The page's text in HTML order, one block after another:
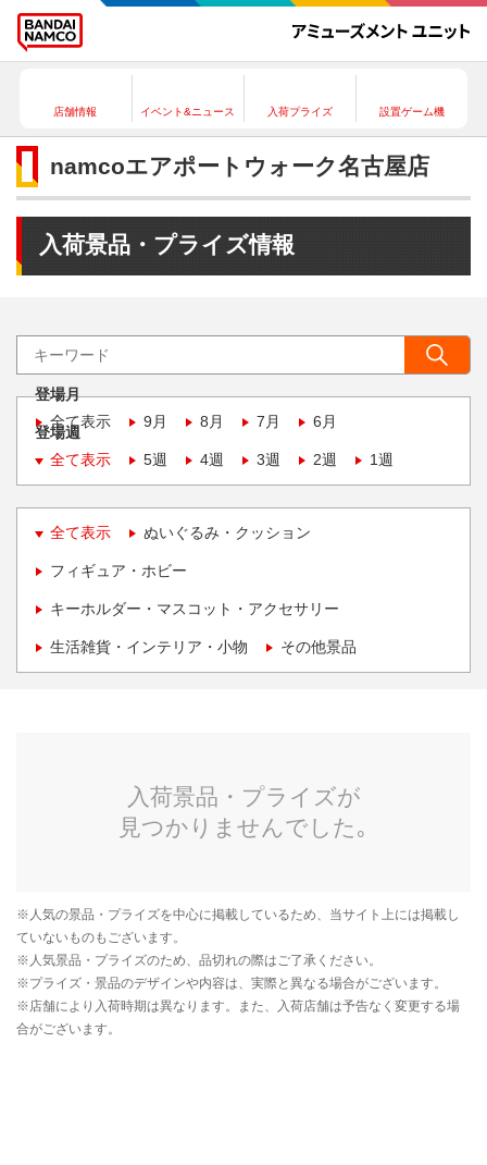
店舗情報 イベント&ニュース 入荷プライズ 設置ゲーム機
namcoエアポートウォーク名古屋店
入荷景品・プライズ情報
登場月
全て表示
9月 8月 7月 6月
登場週
全て表示
5週 4週 3週 2週 1週
全て表示 ぬいぐるみ・クッション
フィギュア・ホビー
キーホルダー・マスコット・アクセサリー
生活雑貨・インテリア・小物 その他景品